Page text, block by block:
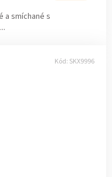
a smíchané s
Kód: SKX9996